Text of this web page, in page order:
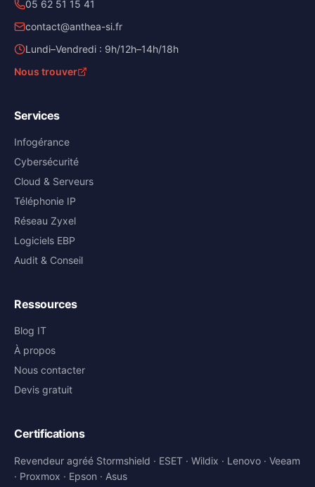
05 62 51 15 41
contact@anthea-si.fr
Lundi–Vendredi : 9h/12h–14h/18h
Nous trouver
Services
Infogérance
Cybersécurité
Cloud & Serveurs
Téléphonie IP
Réseau Zyxel
Logiciels EBP
Audit & Conseil
Ressources
Blog IT
À propos
Nous contacter
Devis gratuit
Certifications
Revendeur agréé Stormshield · ESET · Wildix · Lenovo · Veeam
· Proxmox · Epson · Asus